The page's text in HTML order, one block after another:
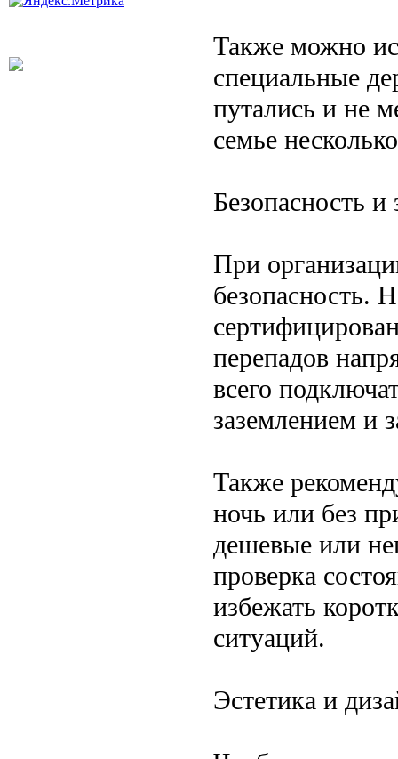
Также можно
специальные
путались и не
семье
Безопасность и
При
безопасность.
перепадов
всего
заземлением и
Также
ночь или без
дешевые или
проверка
избежать
ситуаций.
Эстетика и